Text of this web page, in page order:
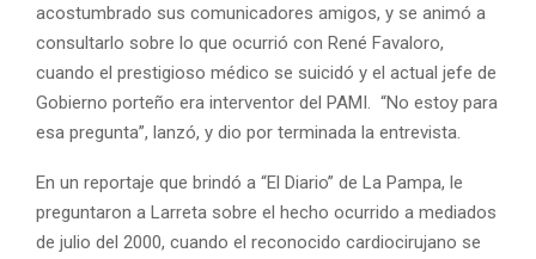
acostumbrado sus comunicadores amigos, y se animó a
consultarlo sobre lo que ocurrió con René Favaloro,
cuando el prestigioso médico se suicidó y el actual jefe de
Gobierno porteño era interventor del PAMI. “No estoy para
esa pregunta”, lanzó, y dio por terminada la entrevista.
En un reportaje que brindó a “El Diario” de La Pampa, le
preguntaron a Larreta sobre el hecho ocurrido a mediados
de julio del 2000, cuando el reconocido cardiocirujano se